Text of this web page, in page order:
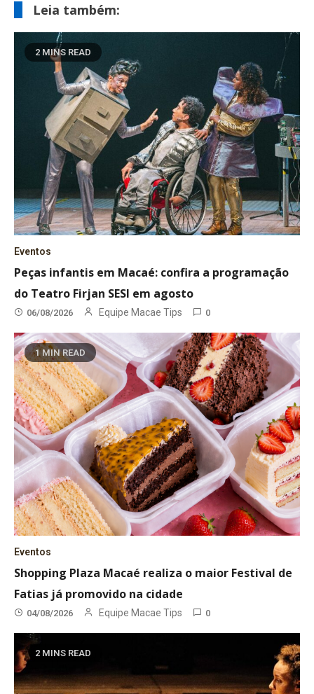
Leia também:
2 MINS READ
Eventos
Peças infantis em Macaé: confira a programação
do Teatro Firjan SESI em agosto
06/08/2026 Equipe Macae Tips 0
1 MIN READ
Eventos
Shopping Plaza Macaé realiza o maior Festival de
Fatias já promovido na cidade
04/08/2026 Equipe Macae Tips 0
2 MINS READ